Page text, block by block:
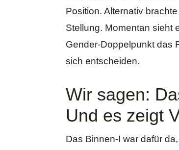
Position. Alternativ
Stellung. Momentan sieht
Gender-Doppelpunkt das
sich entscheiden.
Wir sagen:
Und es zeigt
Das Binnen-I war dafür